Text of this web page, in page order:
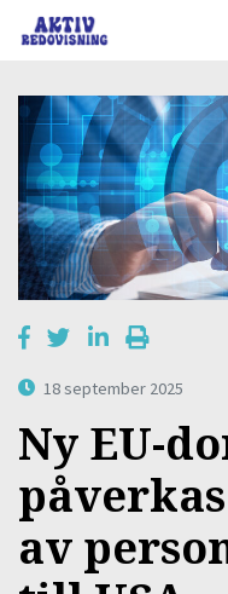
18 september 2025
Ny EU-
av